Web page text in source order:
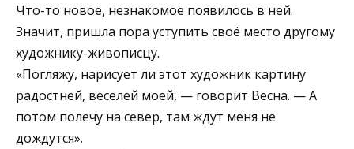
Что-то новое, незнакомое появилось в ней.
Значит, пришла пора уступить своё место другому
художнику-живописцу.
«Погляжу, нарисует ли этот художник картину
радостней, веселей моей, — говорит Весна. — А
потом полечу на север, там ждут меня не
дождутся».